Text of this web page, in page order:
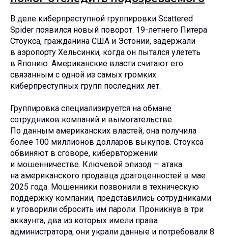
В деле киберпреступной группировки Scattered
Spider появился новый поворот. 19-летнего Питера
Стоукса, гражданина США и Эстонии, задержали
в аэропорту Хельсинки, когда он пытался улететь
в Японию. Американские власти считают его
связанным с одной из самых громких
киберпреступных групп последних лет.
Группировка специализируется на обмане
сотрудников компаний и вымогательстве.
По данным американских властей, она получила
более 100 миллионов долларов выкупов. Стоукса
обвиняют в сговоре, кибервторжении
и мошенничестве. Ключевой эпизод — атака
на американского продавца драгоценностей в мае
2025 года. Мошенники позвонили в техническую
поддержку компании, представились сотрудниками
и уговорили сбросить им пароли. Проникнув в три
аккаунта, два из которых имели права
администратора, они украли данные и потребовали 8